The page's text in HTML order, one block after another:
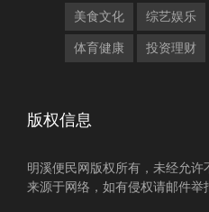
美食文化 综艺娱乐
体育健康 投资理财
版权信息
明溪便民网版权所有，未经允
来源于网络，如有侵权请邮件举